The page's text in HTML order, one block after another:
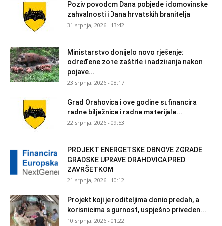
Poziv povodom Dana pobjede i domovinske
zahvalnosti i Dana hrvatskih branitelja
31 srpnja, 2026 - 13:42
Ministarstvo donijelo novo rješenje:
određene zone zaštite i nadziranja nakon
pojave...
23 srpnja, 2026 - 08:17
Grad Orahovica i ove godine sufinancira
radne bilježnice i radne materijale...
22 srpnja, 2026 - 09:53
PROJEKT ENERGETSKE OBNOVE ZGRADE
GRADSKE UPRAVE ORAHOVICA PRED
ZAVRŠETKOM
21 srpnja, 2026 - 10:12
Projekt koji je roditeljima donio predah, a
korisnicima sigurnost, uspješno priveden...
10 srpnja, 2026 - 01:22